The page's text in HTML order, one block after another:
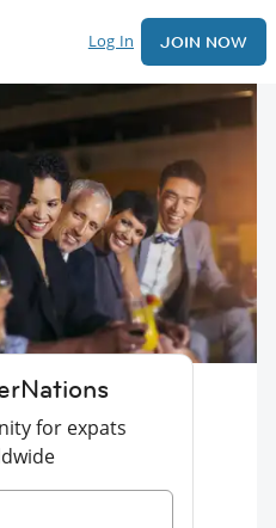
Log In JOIN NOW
for expats